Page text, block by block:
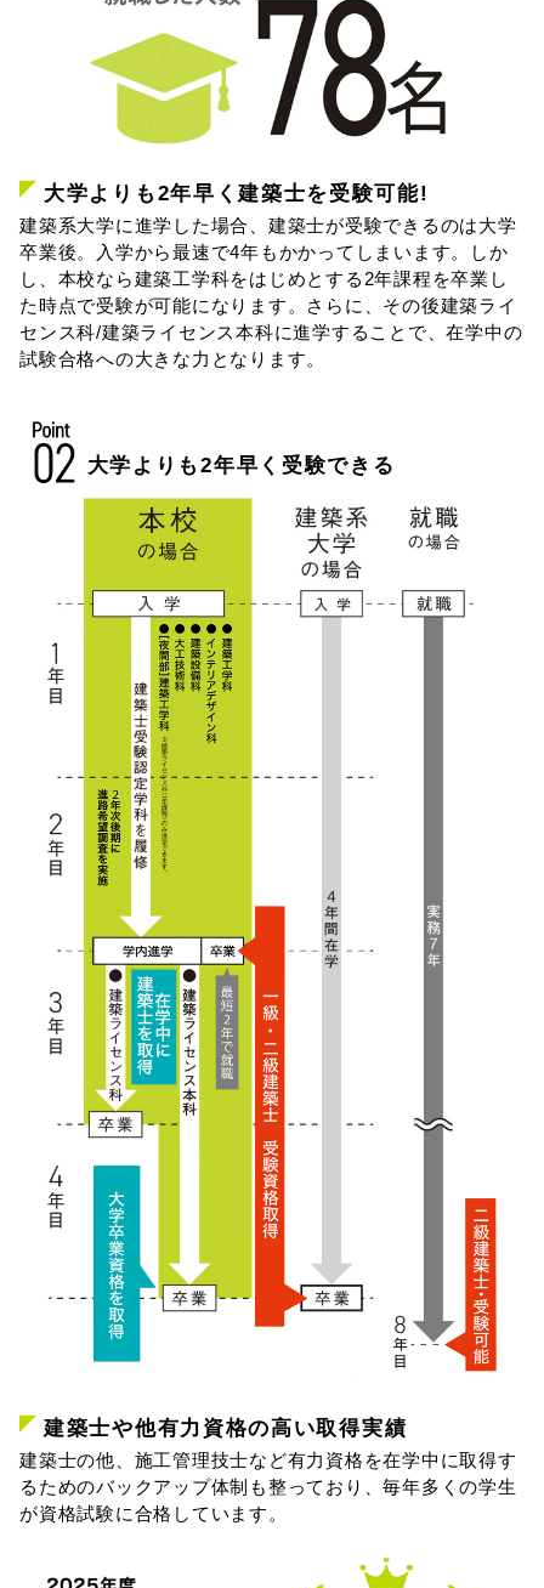
大学よりも2年早く建築士を受験可能!
建築系大学に進学した場合、建築士が受験できるのは大学
卒業後。入学から最速で4年もかかってしまいます。しか
し、本校なら建築工学科をはじめとする2年課程を卒業し
た時点で受験が可能になります。さらに、その後建築ライ
センス科/建築ライセンス本科に進学することで、在学中の
試験合格への大きな力となります。
大学よりも2年早く受験できる
建築士や他有力資格の高い取得実績
建築士の他、施工管理技士など有力資格を在学中に取得す
るためのバックアップ体制も整っており、毎年多くの学生
が資格試験に合格しています。